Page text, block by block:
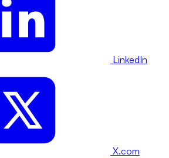
LinkedIn
X.com